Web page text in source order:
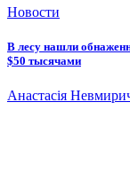
Новости
В лесу нашли
$50 тысячами
Анастасія